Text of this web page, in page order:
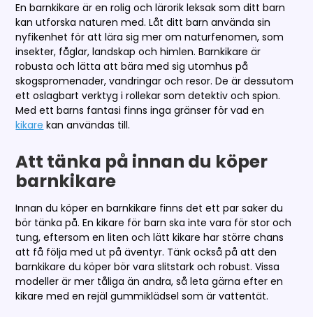
En barnkikare är en rolig och lärorik leksak som ditt barn
kan utforska naturen med. Låt ditt barn använda sin
nyfikenhet för att lära sig mer om naturfenomen, som
insekter, fåglar, landskap och himlen. Barnkikare är
robusta och lätta att bära med sig utomhus på
skogspromenader, vandringar och resor. De är dessutom
ett oslagbart verktyg i rollekar som detektiv och spion.
Med ett barns fantasi finns inga gränser för vad en
kikare kan användas till.
Att tänka på innan du köper
barnkikare
Innan du köper en barnkikare finns det ett par saker du
bör tänka på. En kikare för barn ska inte vara för stor och
tung, eftersom en liten och lätt kikare har större chans
att få följa med ut på äventyr. Tänk också på att den
barnkikare du köper bör vara slitstark och robust. Vissa
modeller är mer tåliga än andra, så leta gärna efter en
kikare med en rejäl gummiklädsel som är vattentät.